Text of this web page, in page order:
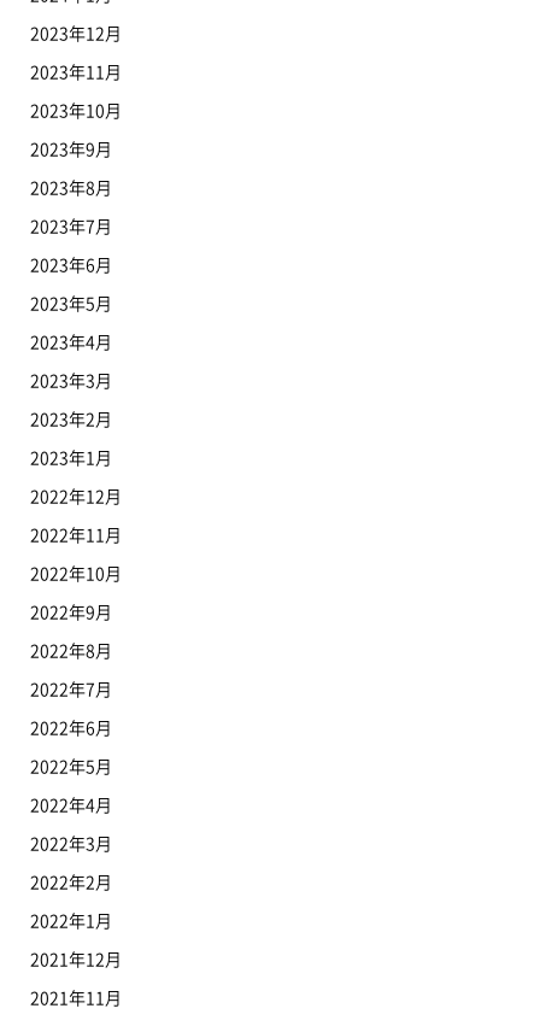
2023年12月
2023年11月
2023年10月
2023年9月
2023年8月
2023年7月
2023年6月
2023年5月
2023年4月
2023年3月
2023年2月
2023年1月
2022年12月
2022年11月
2022年10月
2022年9月
2022年8月
2022年7月
2022年6月
2022年5月
2022年4月
2022年3月
2022年2月
2022年1月
2021年12月
2021年11月